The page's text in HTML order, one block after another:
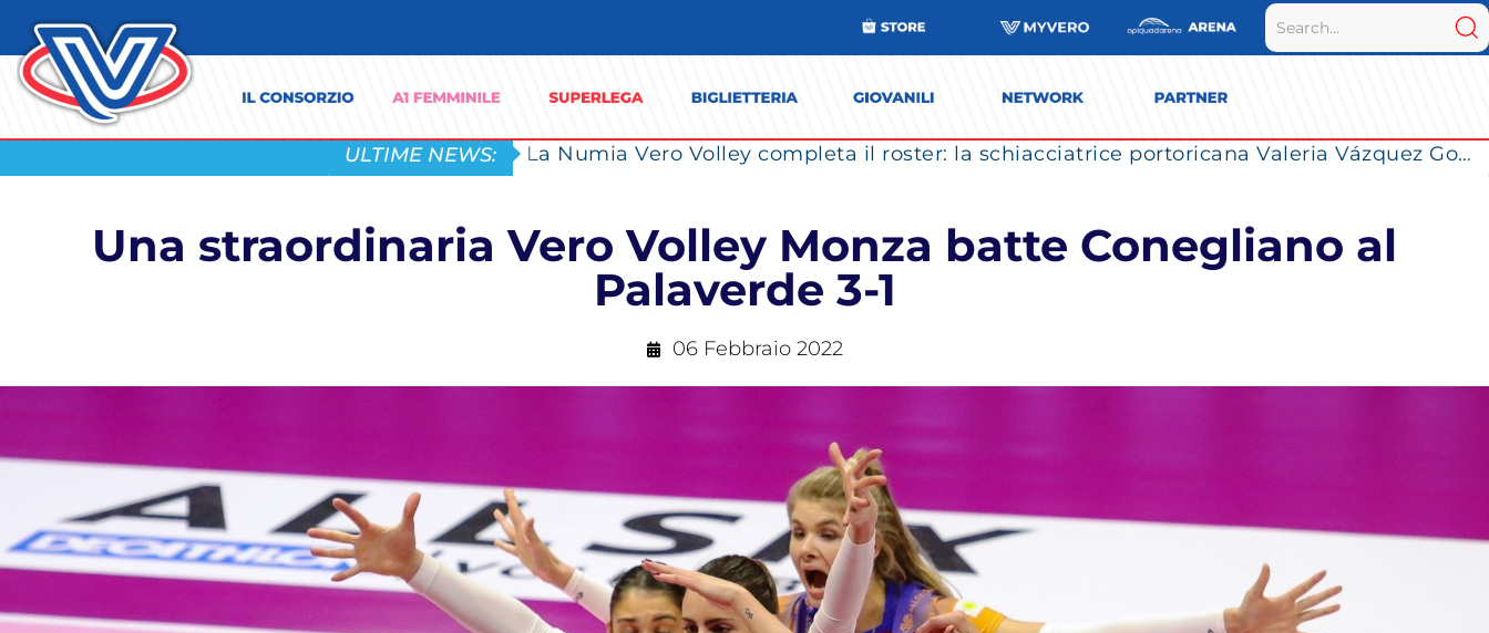
ULTIME NEWS: La Numia Vero Volley completa il roster: la schiacciatrice portoricana Valeria Vázquez Gomez è l’ultimo innesto di Milano per la stagione 2026/2027
Una straordinaria Vero Volley Monza batte Conegliano al
Palaverde 3-1
06 Febbraio 2022